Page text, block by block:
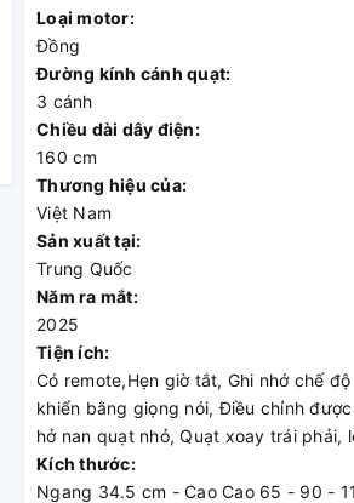
Loại motor:
Đồng
Đường kính cánh quạt:
3 cánh
Chiều dài dây điện:
160 cm
Thương hiệu của:
Việt Nam
Sản xuất tại:
Trung Quốc
Năm ra mắt:
2025
Tiện ích:
Có remote,Hẹn giờ tắt, Ghi nhớ chế
khiển bằng giọng nói, Điều chỉnh
hở nan quạt nhỏ, Quạt xoay trái phải,
Kích thước:
Ngang 34.5 cm - Cao Cao 65 - 90 -